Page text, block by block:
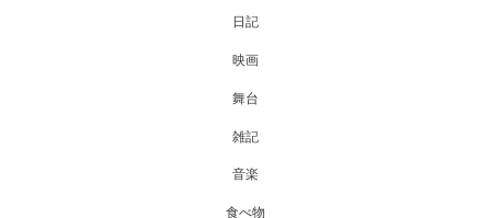
日記
映画
舞台
雑記
音楽
食べ物